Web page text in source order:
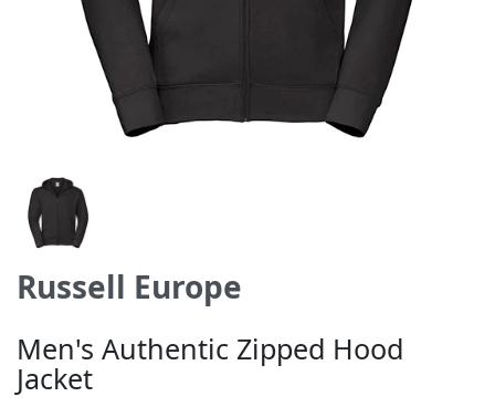
Russell Europe
Men's Authentic Zipped Hood
Jacket